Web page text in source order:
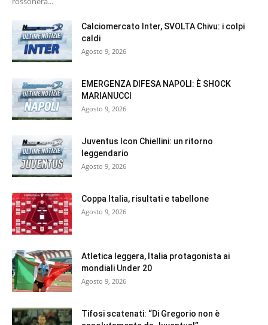
Calciomercato Inter, SVOLTA Chivu: i colpi
caldi
Agosto 9, 2026
EMERGENZA DIFESA NAPOLI: È SHOCK
MARIANUCCI
Agosto 9, 2026
Juventus Icon Chiellini: un ritorno
leggendario
Agosto 9, 2026
Coppa Italia, risultati e tabellone
Agosto 9, 2026
Atletica leggera, Italia protagonista ai
mondiali Under 20
Agosto 9, 2026
Tifosi scatenati: “Di Gregorio non è